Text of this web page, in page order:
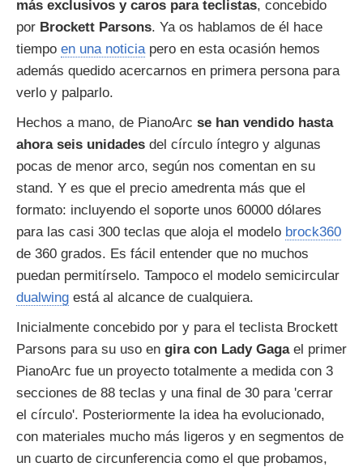
más exclusivos y caros para teclistas, concebido
por Brockett Parsons. Ya os hablamos de él hace
tiempo en una noticia pero en esta ocasión hemos
además quedido acercarnos en primera persona para
verlo y palparlo.
Hechos a mano, de PianoArc se han vendido hasta
ahora seis unidades del círculo íntegro y algunas
pocas de menor arco, según nos comentan en su
stand. Y es que el precio amedrenta más que el
formato: incluyendo el soporte unos 60000 dólares
para las casi 300 teclas que aloja el modelo brock360
de 360 grados. Es fácil entender que no muchos
puedan permitírselo. Tampoco el modelo semicircular
dualwing está al alcance de cualquiera.
Inicialmente concebido por y para el teclista Brockett
Parsons para su uso en gira con Lady Gaga el primer
PianoArc fue un proyecto totalmente a medida con 3
secciones de 88 teclas y una final de 30 para 'cerrar
el círculo'. Posteriormente la idea ha evolucionado,
con materiales mucho más ligeros y en segmentos de
un cuarto de circunferencia como el que probamos,